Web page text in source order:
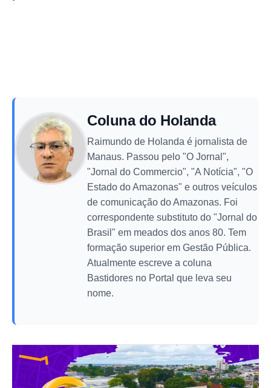
Coluna do Holanda
Raimundo de Holanda é jornalista de
Manaus. Passou pelo "O Jornal",
"Jornal do Commercio", "A Notícia", "O
Estado do Amazonas" e outros veículos
de comunicação do Amazonas. Foi
correspondente substituto do "Jornal do
Brasil" em meados dos anos 80. Tem
formação superior em Gestão Pública.
Atualmente escreve a coluna
Bastidores no Portal que leva seu
nome.